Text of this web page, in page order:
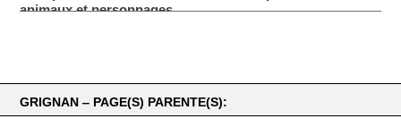
animaux et personnages.
GRIGNAN ‒ PAGE(S) PARENTE(S):